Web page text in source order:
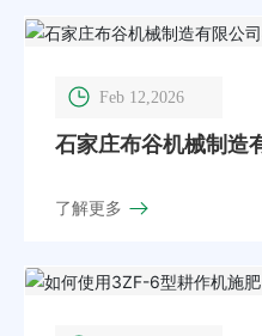
Feb 12,2026
石家庄布谷机械制造
了解更多